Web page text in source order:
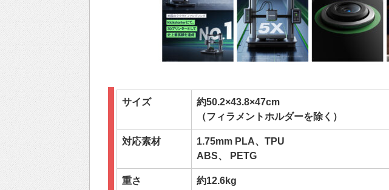
サイズ
約50.2×43.8×47cm
（フィラメントホルダーを除く）
対応素材
1.75mm PLA、TPU
ABS、 PETG
重さ 約12.6kg